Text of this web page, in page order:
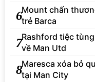
6Mount chấn
trẻ Barca
7Rashford tiệc
về Man Utd
8Maresca xóa bỏ
tại Man City